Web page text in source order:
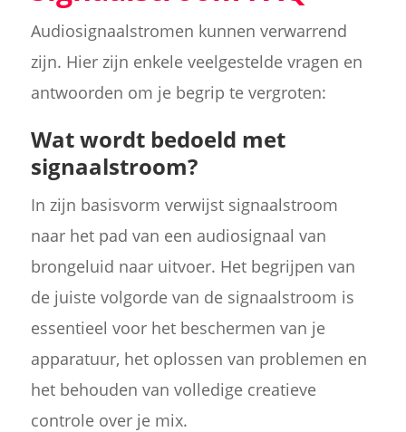
Audiosignaalstromen kunnen verwarrend
zijn. Hier zijn enkele veelgestelde vragen en
antwoorden om je begrip te vergroten:
Wat wordt bedoeld met
signaalstroom?
In zijn basisvorm verwijst signaalstroom
naar het pad van een audiosignaal van
brongeluid naar uitvoer. Het begrijpen van
de juiste volgorde van de signaalstroom is
essentieel voor het beschermen van je
apparatuur, het oplossen van problemen en
het behouden van volledige creatieve
controle over je mix.